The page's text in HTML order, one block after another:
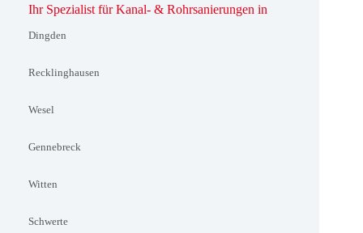
Ihr Spezialist für Kanal- & Rohrsanierungen in
Dingden
Recklinghausen
Wesel
Gennebreck
Witten
Schwerte